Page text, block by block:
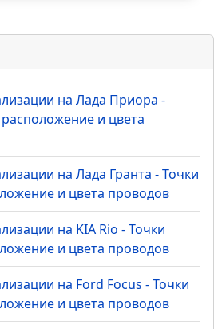
на Лада Приора -
и цвета
на Лада Гранта - Точки
и цвета проводов
на KIA Rio - Точки
и цвета проводов
на Ford Focus - Точки
и цвета проводов